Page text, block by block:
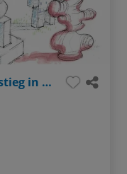
After Work: Spielerischer Einstieg in plastisches Zeichnen